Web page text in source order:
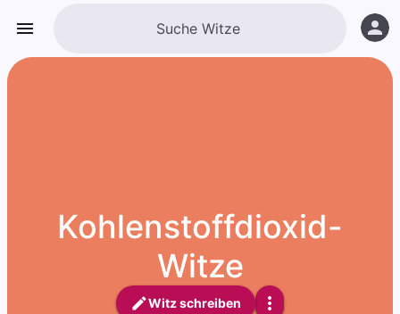
Kohlenstoffdioxid-
Witze
Witz schreiben